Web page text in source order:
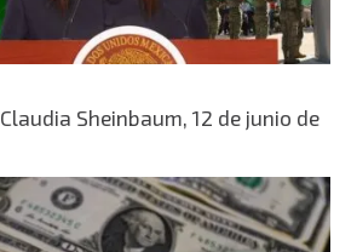
Sheinbaum, 12 de junio de